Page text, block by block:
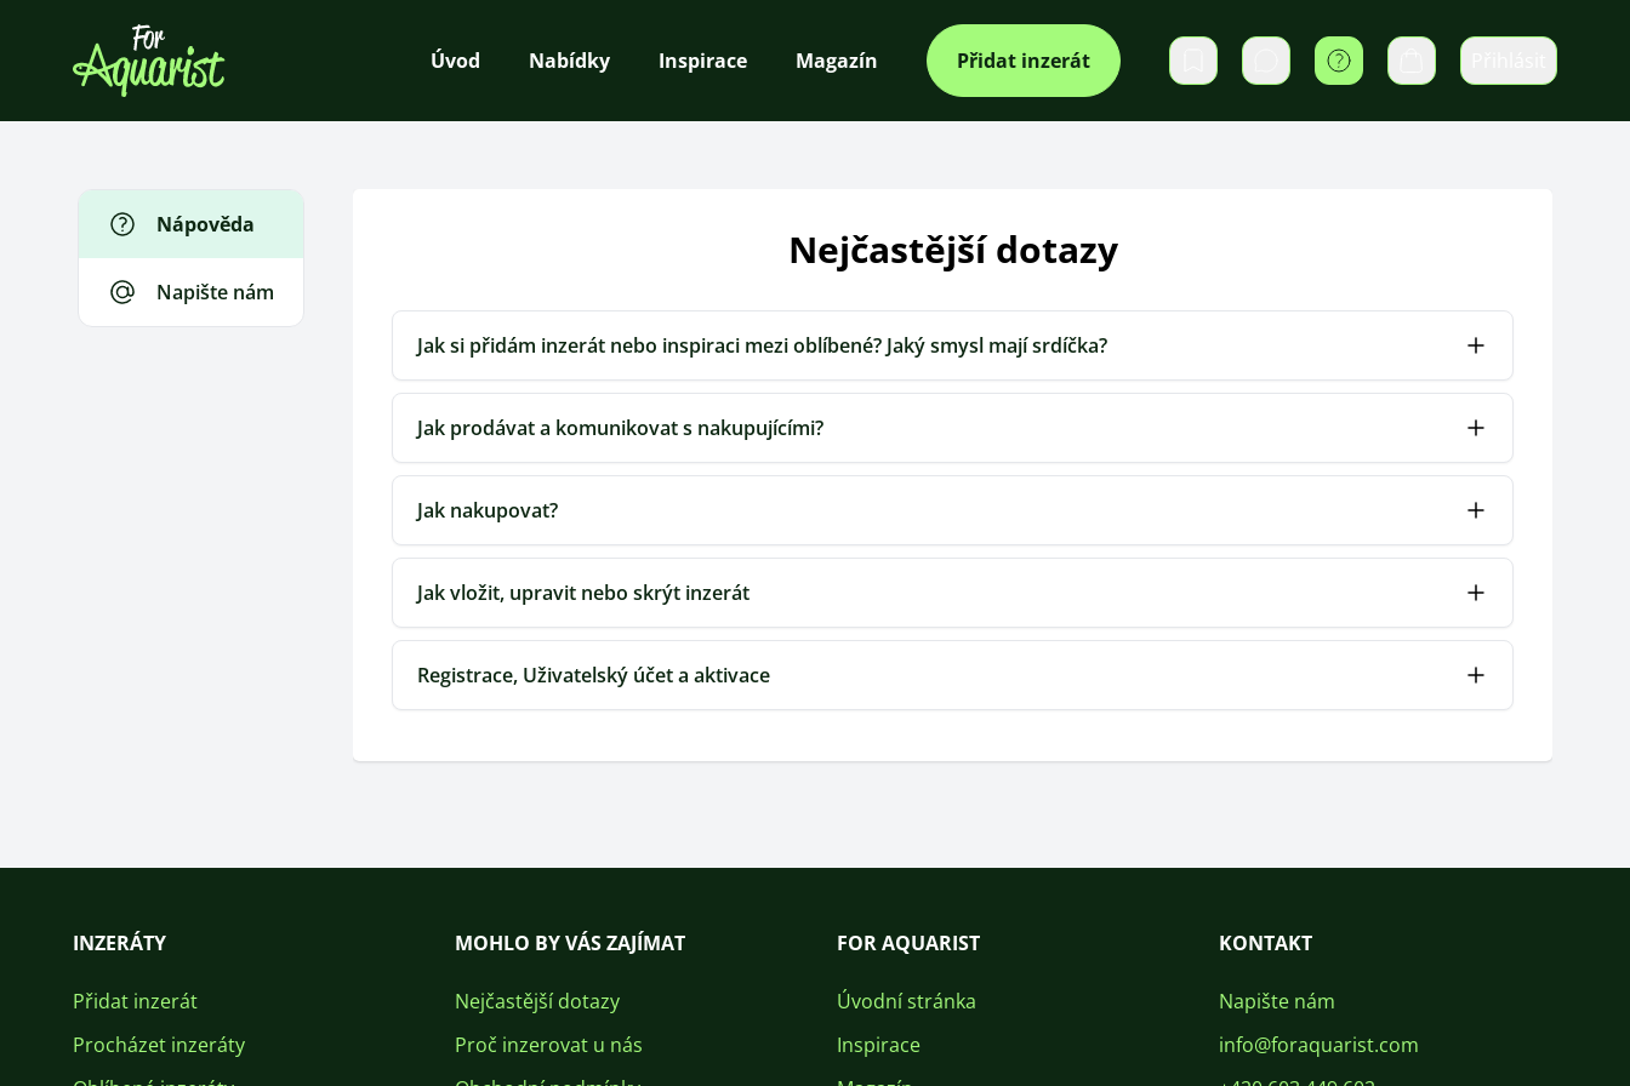
Úvod Nabídky Inspirace Magazín Přidat inzerát Soukromé zprávy Košík
Nápověda
Napište nám
Nejčastější dotazy
Jak si přidám inzerát nebo inspiraci mezi oblíbené? Jaký smysl mají srdíčka?
Jak prodávat a komunikovat s nakupujícími?
Jak nakupovat?
Jak vložit, upravit nebo skrýt inzerát
Registrace, Uživatelský účet a aktivace
INZERÁTY
Přidat inzerát
Procházet inzeráty
MOHLO BY VÁS ZAJÍMAT
Nejčastější dotazy
Proč inzerovat u nás
FOR AQUARIST
Úvodní stránka
Inspirace
KONTAKT
Napište nám
info@foraquarist.com